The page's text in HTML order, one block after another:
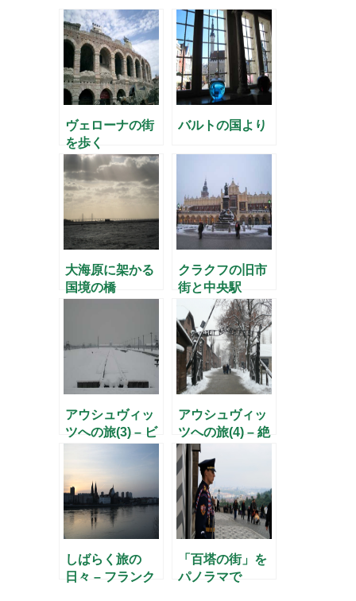
ヴェローナの街
を歩く
バルトの国より
大海原に架かる
国境の橋
クラクフの旧市
街と中央駅
アウシュヴィッ
ツへの旅(3) – ビ
アウシュヴィッ
ツへの旅(4) – 絶
滅工場への過程
-
しばらく旅の
日々 – フランク
「百塔の街」を
パノラマで